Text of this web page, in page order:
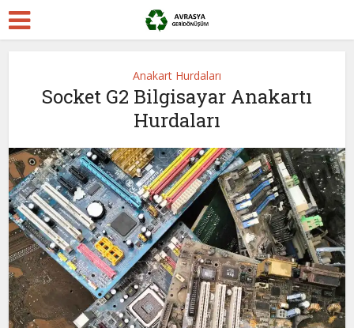
Anakart Hurdaları
Socket G2 Bilgisayar Anakartı
Hurdaları